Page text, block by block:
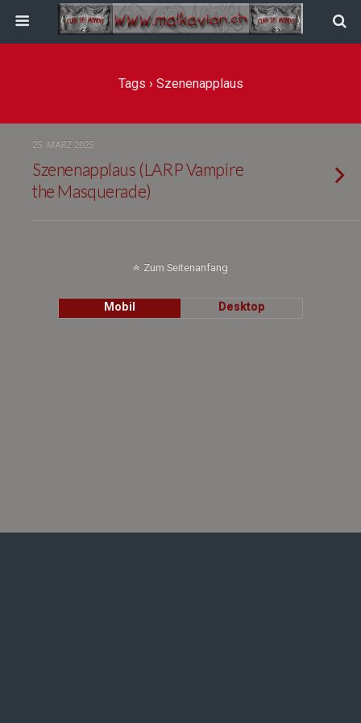
Tags › Szenenapplaus
25. MÄRZ 2025
Szenenapplaus (LARP Vampire
the Masquerade)
Zum Seitenanfang
Mobil Desktop